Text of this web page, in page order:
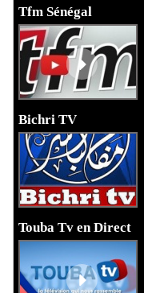
Tfm Sénégal
Bichri TV
Touba Tv en Direct